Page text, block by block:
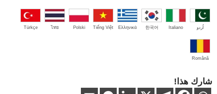
اُردو Italiano
한국어
Ελληνικά
Tiếng Việt
Polski
ไทย
Türkçe
Română
شارك هذا!